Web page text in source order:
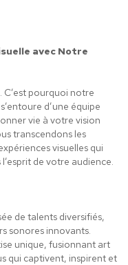
avec Notre
C’est pourquoi notre
d’une équipe
vie à votre vision
transcendons les
visuelles qui
de votre audience.
de talents diversifiés,
sonores innovants.
unique, fusionnant art
qui captivent, inspirent et